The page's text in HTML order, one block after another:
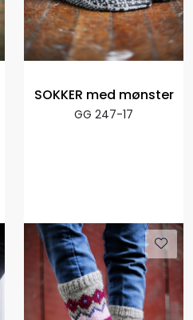
SOKKER med mønster
GG 247-17